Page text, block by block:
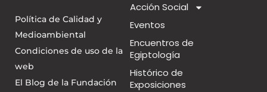
Política de Calidad y
Medioambiental
Condiciones de uso de la
web
El Blog de la Fundación
Acción Social
Eventos
Encuentros de
Egiptología
Histórico de
Exposiciones